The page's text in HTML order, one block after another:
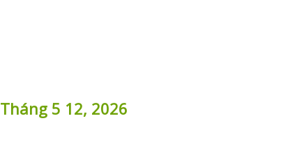
Tháng 5 12, 2026